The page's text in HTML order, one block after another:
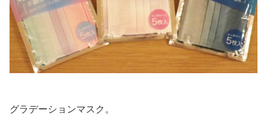
グラデーションマスク。